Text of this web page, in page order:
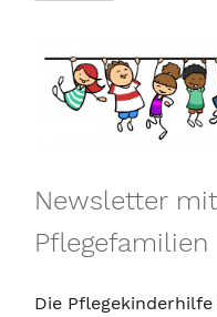
Newsletter
Pflegefamilien
Die